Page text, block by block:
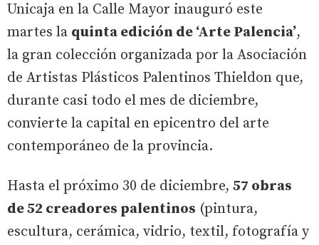
Unicaja en la Calle Mayor inauguró este
martes la quinta edición de ‘Arte Palencia’,
la gran colección organizada por la Asociación
de Artistas Plásticos Palentinos Thieldon que,
durante casi todo el mes de diciembre,
convierte la capital en epicentro del arte
contemporáneo de la provincia.
Hasta el próximo 30 de diciembre, 57 obras
de 52 creadores palentinos (pintura,
escultura, cerámica, vidrio, textil, fotografía y